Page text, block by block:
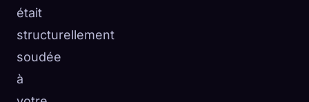
était
structurellement
soudée
à